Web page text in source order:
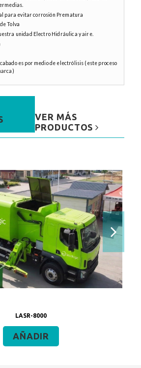
para evitar corrosión Prematura
Tolva
unidad Electro Hidráulica y aire.
es por medio de electrólisis (este proceso
VER MÁS
PRODUCTOS
LASR-8000
AÑADIR